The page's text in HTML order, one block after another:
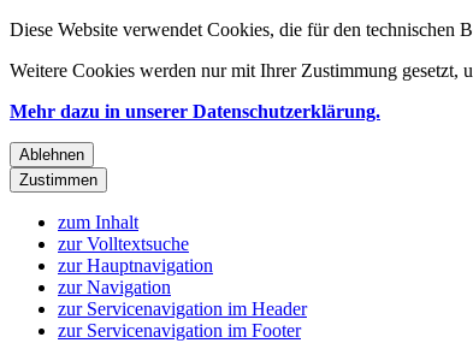
Diese Website verwendet Cookies, die für den technischen
Weitere Cookies werden nur mit Ihrer Zustimmung gesetzt,
Mehr dazu in unserer Datenschutzerklärung.
Ablehnen
Zustimmen
zum Inhalt
zur Volltextsuche
zur Hauptnavigation
zur Navigation
zur Servicenavigation im Header
zur Servicenavigation im Footer